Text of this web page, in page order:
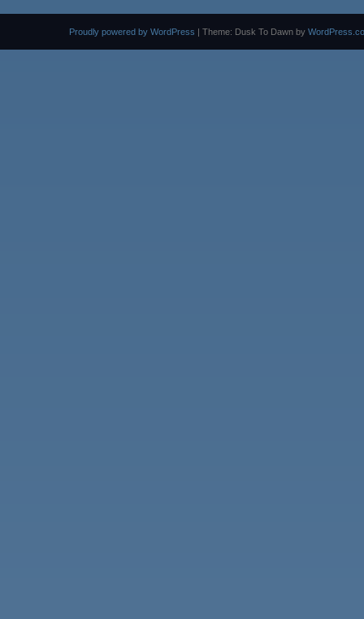
Proudly powered by WordPress | Theme: Dusk To Dawn by